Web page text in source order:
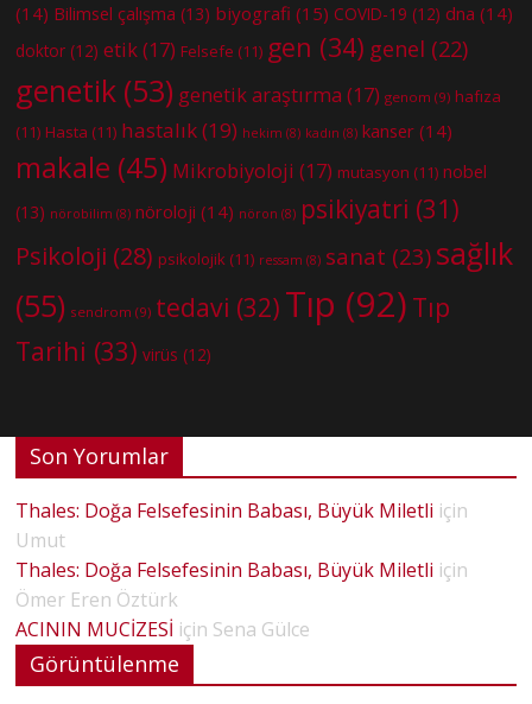
(14) Bilimsel çalışma (13) biyografi (15) COVID-19 (12) dna (14)
doktor (12) etik(17) Felsefe (11) gen (34) genel (22)
genetik (53) genetik araştırma (17) genom (9) hafıza
(11) Hasta (11) hastalık(19) hekim (8) kadın (8) kanser (14)
makale (45) Mikrobiyoloji (17) mutasyon (11) nobel
(13) nörobilim (8) nöroloji (14) nöron (8) psikiyatri (31)
Psikoloji (28) psikolojik (11) ressam (8) sanat (23) sağlık
(55) sendrom (9) tedavi (32) Tıp (92) Tıp
Tarihi (33) virüs (12)
Son Yorumlar
Thales: Doğa Felsefesinin Babası, Büyük Miletli için
Umut
Thales: Doğa Felsefesinin Babası, Büyük Miletli için
Ömer Eren Öztürk
ACININ MUCİZESİ için Sena Gülce
Görüntülenme